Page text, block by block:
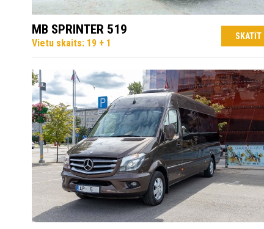
MB SPRINTER 519
Vietu skaits: 19 + 1
SKATĪT